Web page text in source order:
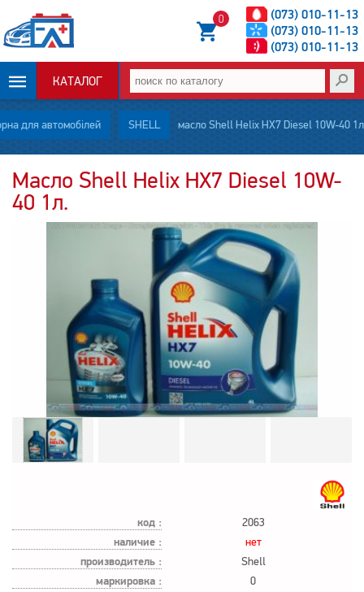
(073) 010-11-13
(073) 010-11-13
(073) 010-11-13
0
КАТАЛОГ
ОПЛАТА И
ДОСТАВКА
НОВОСТИ
КОНТАКТЫ
для автомобілей SHELL масло Shell Helix HX7 Diesel 10W-40 1л.
Масло Shell Helix HX7 Diesel 10W-
40 1л.
код : 2063
наличие : нет
производитель : Shell
маркировка : 0